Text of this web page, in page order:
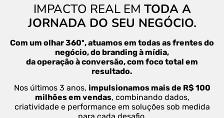
IMPACTO REAL EM TODA A
JORNADA DO SEU NEGÓCIO.
Com um olhar 360º, atuamos em todas as frentes do
negócio, do branding à mídia,
da operação à conversão, com foco total em
resultado.
Nos últimos 3 anos, impulsionamos mais de R$ 100
milhões em vendas, combinando dados,
criatividade e performance em soluções sob medida